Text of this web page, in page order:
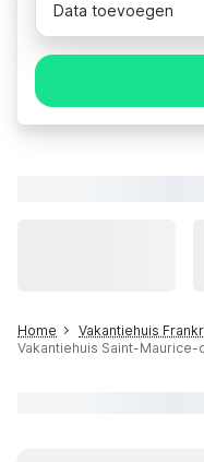
Data toevoegen
Home Vakantiehuis
Vakantiehuis Saint-Maurice-